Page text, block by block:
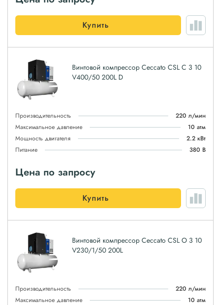
Купить
Винтовой компрессор Ceccato CSL C 3 10
V400/50 200L D
Производительность
220 л/мин
Максимальное давление
10 атм
Мощность двигателя
2.2 кВт
Питание
380 В
Цена по запросу
Купить
Винтовой компрессор Ceccato CSL O 3 10
V230/1/50 200L
Производительность
220 л/мин
Максимальное давление
10 атм